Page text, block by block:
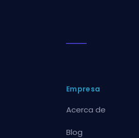
Empresa
Acerca de
Blog